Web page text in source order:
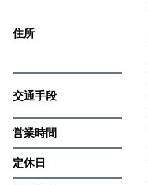
住所
交通手段
営業時間
定休日